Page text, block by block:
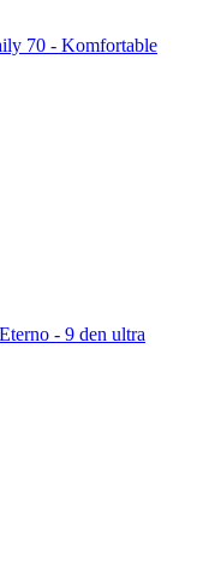
70 - Komfortable
- 9 den ultra